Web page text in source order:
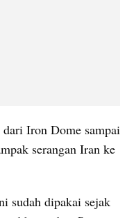
Iron Dome sampai
serangan Iran ke
sudah dipakai sejak